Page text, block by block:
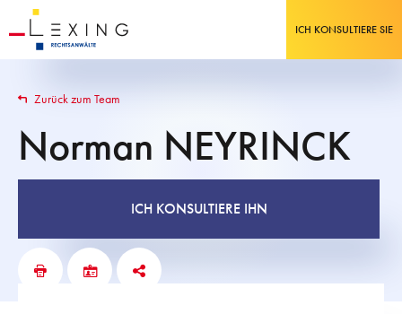
ICH KONSULTIERE SIE
Zurück zum Team
Norman NEYRINCK
ICH KONSULTIERE IHN